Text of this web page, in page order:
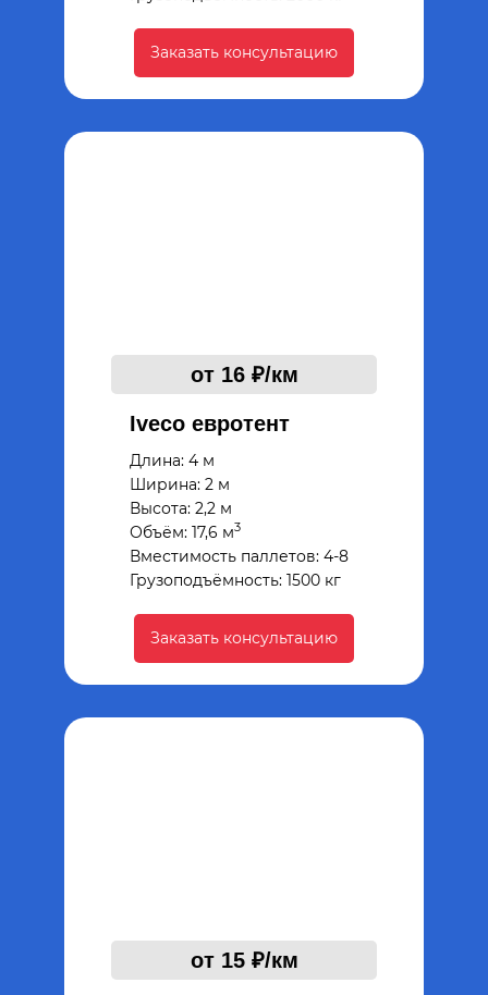
Заказать консультацию
от 16 ₽/км
Iveco евротент
Длина: 4 м
Ширина: 2 м
Высота: 2,2 м
Объём: 17,6 м3
Вместимость паллетов: 4-8
Грузоподъёмность: 1500 кг
Заказать консультацию
от 15 ₽/км